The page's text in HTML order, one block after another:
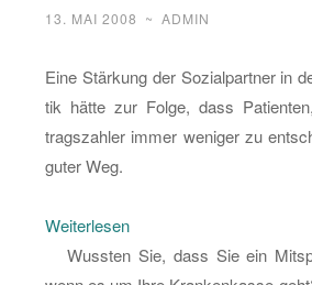
13. MAI 2008 ~ ADMIN
Eine Stär­kung der So­zi­al­part­ner in
tik hätte zur Folge, dass
trags­zah­ler immer we­ni­ger zu
guter Weg.
Wei­ter­le­sen:
Die
Wuss­ten Sie, dass Sie ein